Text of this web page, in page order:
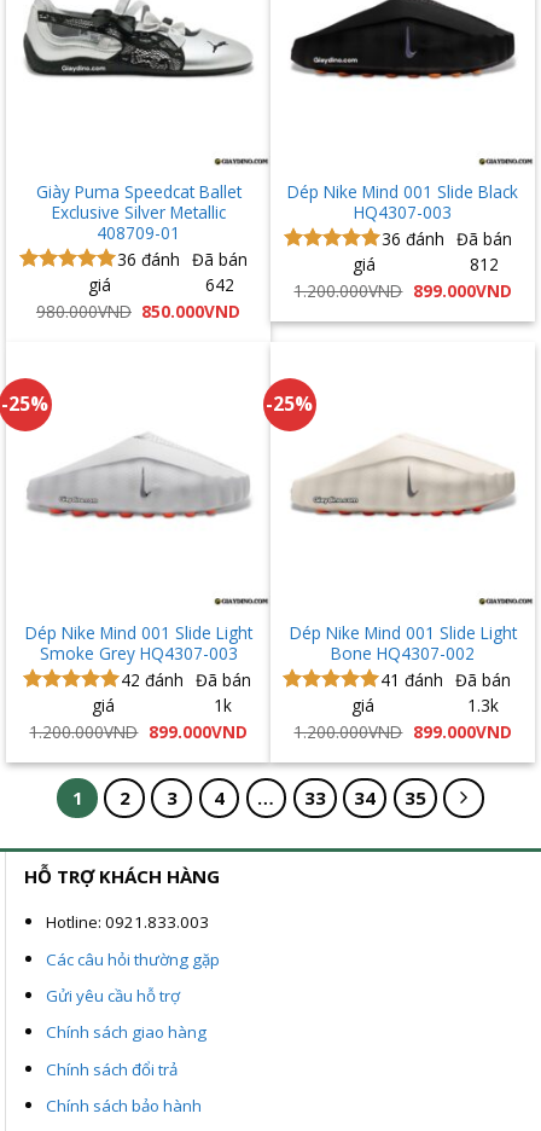
Giày Puma Speedcat Ballet
Exclusive Silver Metallic
408709-01
Được xếp
hạng 5.00
36 đánh
giá
Đã bán
642
980.000VND Giá
850.000VND
hiện
850.000VND.
Dép Nike Mind 001 Slide Black
HQ4307-003
Được xếp
hạng5.00
36 đánh
giá
Đã bán
812
1.200.000VND Giá
là:
899.000VNDGiá
tại
-25%
Dép Nike Mind 001 Slide Light
Smoke Grey HQ4307-003
Được xếp
hạng5.00
42 đánh
giá
Đã bán
1k
1.200.000VND Giá
gốc
là:
1.200.000VND.
899.000VNDGiá
tại
là:
899.000VND.
-25%
Dép Nike Mind 001 Slide Light
Bone HQ4307-002
Được xếp
hạng4.90
41 đánh
giá
Đã bán
1.3k
1.200.000VND Giá
gốc
là:
1.200.000VND.
899.000VNDGiá
tại
1 2 3 4 … 33 34 35
HỖ TRỢ KHÁCH HÀNG
Hotline: 0921.833.003
Các câu hỏi thường gặp
Gửi yêu cầu hỗ trợ
Chính sách giao hàng
Chính sách đổi trả
Chính sách bảo hành